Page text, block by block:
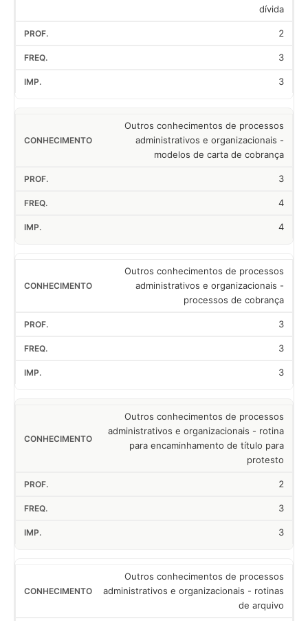
dívida
2
3
3
Outros conhecimentos de processos
administrativos e organizacionais -
modelos de carta de cobrança
3
4
4
Outros conhecimentos de processos
administrativos e organizacionais -
processos de cobrança
3
3
3
Outros conhecimentos de processos
administrativos e organizacionais - rotina
para encaminhamento de título para
protesto
2
3
3
Outros conhecimentos de processos
administrativos e organizacionais - rotinas
de arquivo